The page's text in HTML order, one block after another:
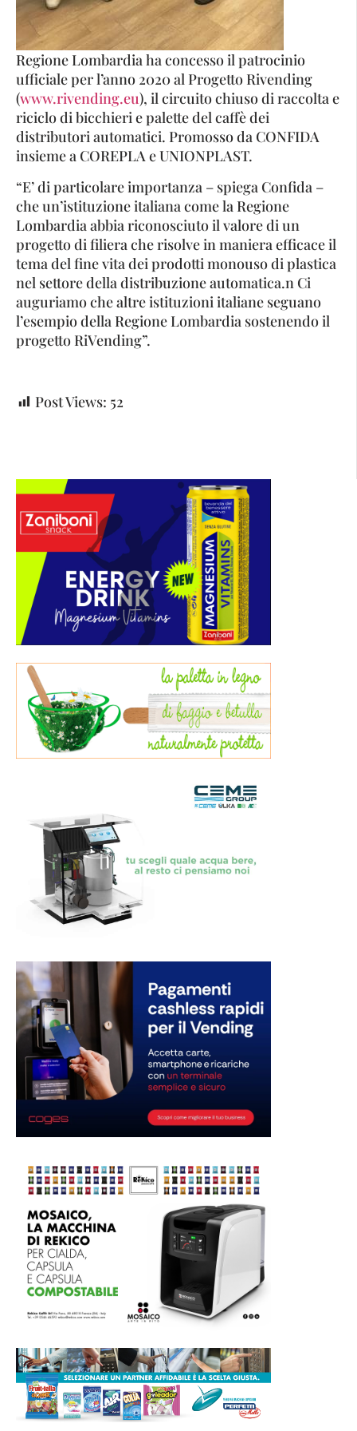
Regione Lombardia ha concesso il patrocinio
ufficiale per l’anno 2020 al Progetto Rivending
(www.rivending.eu), il circuito chiuso di raccolta e
riciclo di bicchieri e palette del caffè dei
distributori automatici. Promosso da CONFIDA
insieme a COREPLA e UNIONPLAST.
“E’ di particolare importanza – spiega Confida –
che un’istituzione italiana come la Regione
Lombardia abbia riconosciuto il valore di un
progetto di filiera che risolve in maniera efficace il
tema del fine vita dei prodotti monouso di plastica
nel settore della distribuzione automatica.n Ci
auguriamo che altre istituzioni italiane seguano
l’esempio della Regione Lombardia sostenendo il
progetto RiVending”.
Post Views: 52